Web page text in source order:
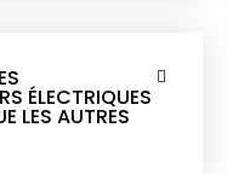
ÉLECTRIQUES
LES AUTRES